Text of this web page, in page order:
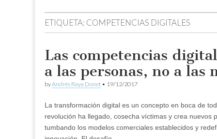
ETIQUETA: COMPETENCIAS DIGITALES
Las competencias
a las personas, no a las
byAndrés Raya Donet • 19/12/2017
La transformación digital es un concepto en boca de
revolución ha llegado, cosecha víctimas y crea nuevos
tumbando los modelos comerciales establecidos y